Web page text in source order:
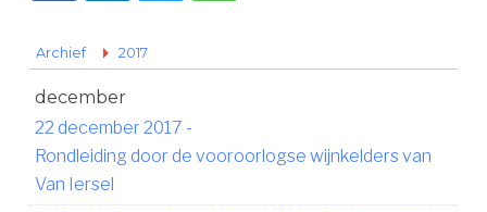
Archief 2017
december
22 december 2017 -
Rondleiding door de vooroorlogse wijnkelders van
Van Iersel